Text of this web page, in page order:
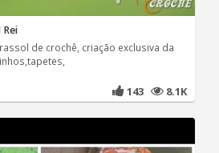
Rei
de crochê, criação exclusiva da
143 8.1K